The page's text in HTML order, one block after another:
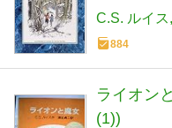
C.S. ルイス
884
ライオン
(1))